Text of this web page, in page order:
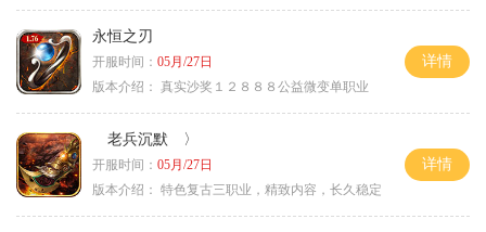
永恒之刃
开服时间： 05月/27日
版本介绍： 真实沙奖１２８８８公益微变单职业
详情
老兵沉默 〉
开服时间： 05月/27日
版本介绍： 特色复古三职业，精致内容，长久稳定
详情